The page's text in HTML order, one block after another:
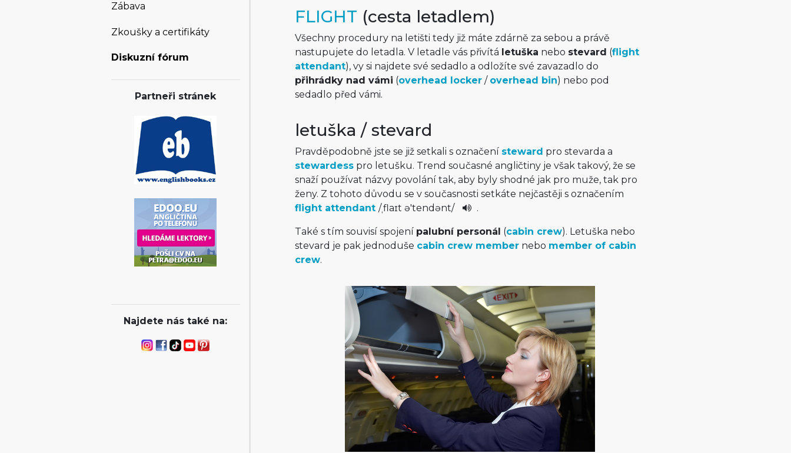
Zábava
Zkoušky a certifikáty
Diskuzní fórum
Partneři stránek
Najdete nás také na:
FLIGHT (cesta letadlem)
Všechny procedury na letišti tedy již máte zdárně za sebou a právě
nastupujete do letadla. V letadle vás přivítá letuška nebo stevard (flight
attendant), vy si najdete své sedadlo a odložíte své zavazadlo do
přihrádky nad vámi (overhead locker/ overhead bin) nebo pod
sedadlo před vámi.
letuška / stevard
Pravděpodobně jste se již setkali s označení steward pro stevarda a
stewardesspro letušku. Trend současné angličtiny je však takový, že se
snaží používat názvy povolání tak, aby byly shodné jak pro muže, tak pro
ženy. Z tohoto důvodu se v současnosti setkáte nejčastěji s označením
flight attendant /ˌflaɪt ə't­endənt/ .
Také s tím souvisí spojení palubní personál (cabin crew). Letuška nebo
stevard je pak jednoduše cabin crew membernebo member of cabin
crew.